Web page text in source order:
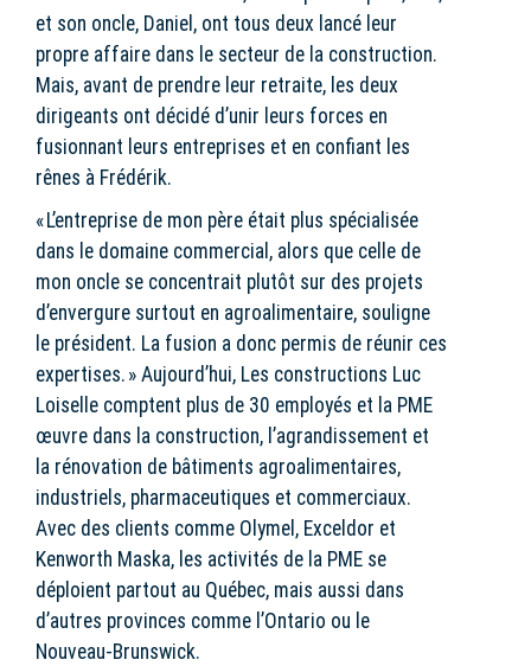
et son oncle, Daniel, ont tous deux lancé leur
propre affaire dans le secteur de la construction.
Mais, avant de prendre leur retraite, les deux
dirigeants ont décidé d’unir leurs forces en
fusionnant leurs entreprises et en confiant les
rênes à Frédérik.
« L’entreprise de mon père était plus spécialisée
dans le domaine commercial, alors que celle de
mon oncle se concentrait plutôt sur des projets
d’envergure surtout en agroalimentaire, souligne
le président. La fusion a donc permis de réunir ces
expertises. » Aujourd’hui, Les constructions Luc
Loiselle comptent plus de 30 employés et la PME
œuvre dans la construction, l’agrandissement et
la rénovation de bâtiments agroalimentaires,
industriels, pharmaceutiques et commerciaux.
Avec des clients comme Olymel, Exceldor et
Kenworth Maska, les activités de la PME se
déploient partout au Québec, mais aussi dans
d’autres provinces comme l’Ontario ou le
Nouveau-Brunswick.